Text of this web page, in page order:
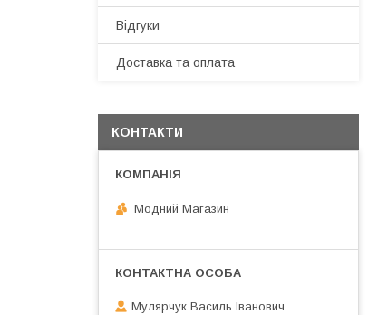
Відгуки
Доставка та оплата
КОНТАКТИ
Модний Магазин
Мулярчук Василь Іванович